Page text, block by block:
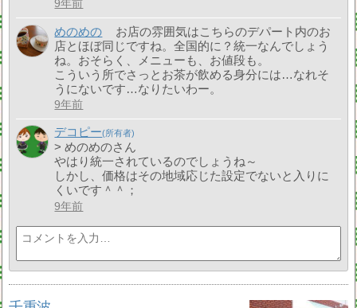
9年前
めのめの
お店の雰囲気はこちらのデパート内のお
店とほぼ同じですね。全国的に？統一なんでしょう
ね。おそらく、メニューも、お値段も。
こういう所でさっとお茶が飲める身分には…なれそ
うにないです…なりたいわー。
9年前
デコピー
> めのめのさん
やはり統一されているのでしょうね～
しかし、価格はその地域応じた設定でないと入りに
くいです＾＾；
9年前